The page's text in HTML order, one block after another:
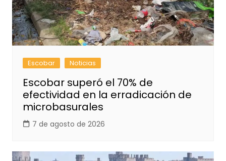
Escobar Noticias
Escobar superó el 70% de
efectividad en la erradicación de
microbasurales
7 de agosto de 2026